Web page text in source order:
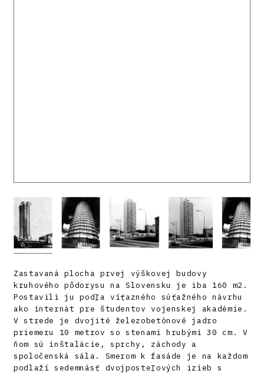
Zastavaná plocha prvej výškovej budovy
kruhového pôdorysu na Slovensku je iba 160 m2.
Postavili ju podľa víťazného súťažného návrhu
ako internát pre študentov vojenskej akadémie.
V strede je dvojité železobetónové jadro
priemeru 10 metrov so stenami hrubými 30 cm. V
ňom sú inštalácie, sprchy, záchody a
spoločenská sála. Smerom k fasáde je na každom
podlaží sedemnásť dvojposteľových izieb s